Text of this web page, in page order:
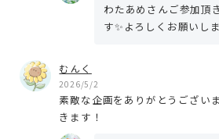
わたあめさんご参加頂
す✨よろしくお願いし
むんく
2026/5/2
素敵な企画をありがとうござい
きます！